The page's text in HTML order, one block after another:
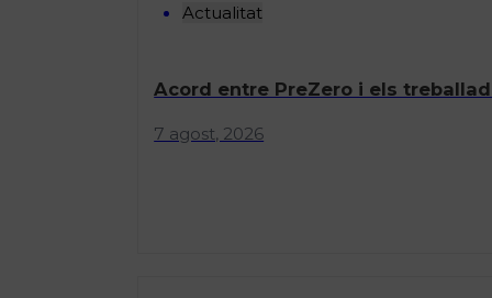
Actualitat
Acord entre PreZero i els
7 agost, 2026